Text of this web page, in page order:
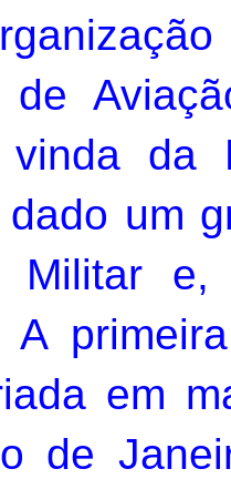
da
um
Militar e,
A
em
de